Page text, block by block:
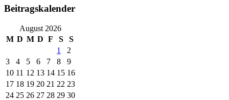
Beitragskalender
August 2026
M D M D F S
S
1
2
3
4 5 6 7 8
9
10 11 12 13 14 15 16
17 18 19 20 21 22 23
24 25 26 27 28 29 30